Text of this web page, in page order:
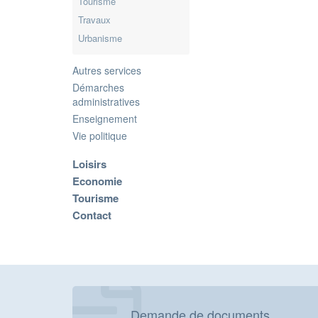
Travaux
Urbanisme
Autres services
Démarches
administratives
Enseignement
Vie politique
Loisirs
Economie
Tourisme
Contact